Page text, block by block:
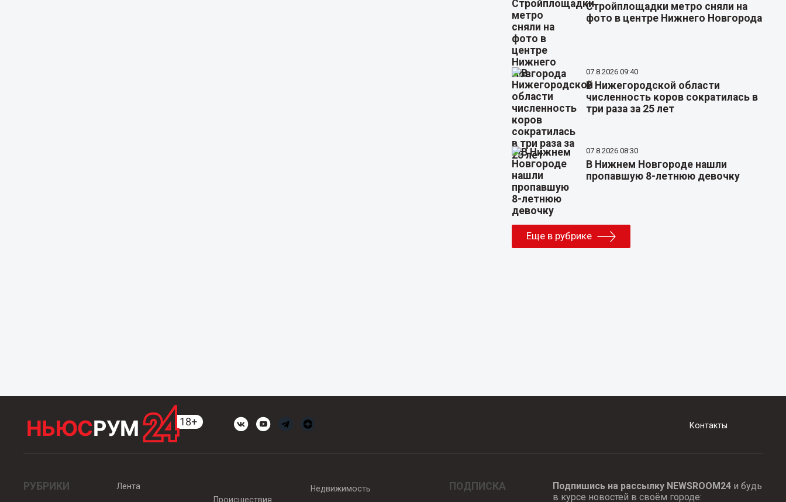
Стройплощадки метро сняли на
фото в центре Нижнего Новгорода
07.8.2026 09:40
В Нижегородской области
численность коров сократилась в
три раза за 25 лет
07.8.2026 08:30
В Нижнем Новгороде нашли
пропавшую 8-летнюю девочку
Еще в рубрике
Контакты
РУБРИКИ
Лента
Происшествия
Недвижимость ПОДПИСКА Подпишись на рассылку NEWSROOM24и будь
в курсе новостей в своём городе: